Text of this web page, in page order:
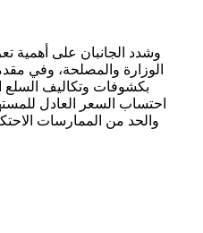
وشدد الجانبان على أهمية
الوزارة والمصلحة، وفي
بكشوفات وتكاليف السلع
احتساب السعر العادل
والحد من الممارسات